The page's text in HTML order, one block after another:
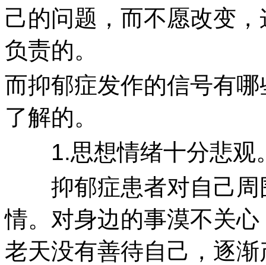
己的问题，而不愿改变
负责的。
而抑郁症发作的信号有
了解的。
1.思想情绪十分悲观
抑郁症患者对自己周
情。对身边的事漠不关
老天没有善待自己，逐